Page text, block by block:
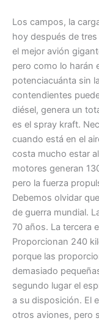
Los campos, la
hoy después de
el mejor avión
pero como lo harán
potenciacuánta sin
contendientes
diésel, genera un
es el spray kraft.
cuando está en el
costa mucho estar
motores generan
pero la fuerza
Debemos olvidar
de guerra mundial.
70 años. La tercera
Proporcionan 240
porque las
demasiado
segundo lugar el
a su disposición. El
otros aviones, pero